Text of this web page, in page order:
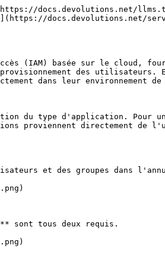
docs.devolutions.net/
docs.devolutions.net/
(IAM) basée sur le cloud,
des utilisateurs. En
dans leur environnement de
du type d'application.
proviennent directement de
et des groupes dans
sont tous deux requis.